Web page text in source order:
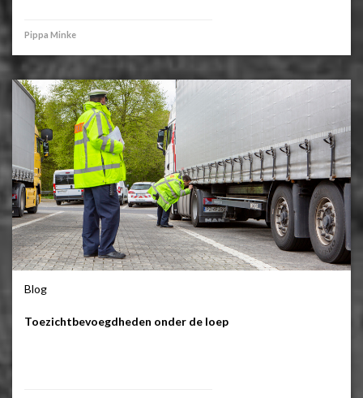
Pippa Minke
Blog
Toezichtbevoegdheden onder de loep